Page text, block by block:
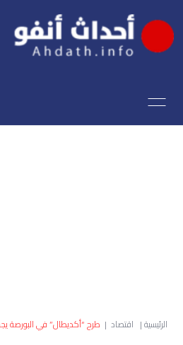
الرئيسية| اقتصاد | طرح “أكديطال” في البورصة يجذب 4.5